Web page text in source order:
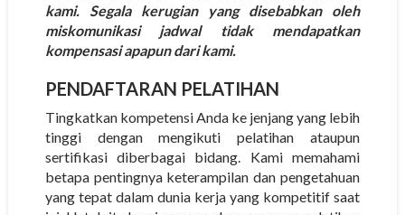
kami. Segala kerugian yang disebabkan oleh
miskomunikasi jadwal tidak mendapatkan
kompensasi apapun dari kami.
PENDAFTARAN PELATIHAN
Tingkatkan kompetensi Anda ke jenjang yang lebih
tinggi dengan mengikuti pelatihan ataupun
sertifikasi diberbagai bidang. Kami memahami
betapa pentingnya keterampilan dan pengetahuan
yang tepat dalam dunia kerja yang kompetitif saat